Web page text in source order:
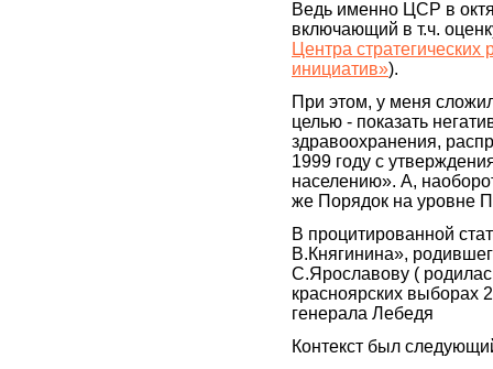
Ведь именно ЦСР в
включающий в т.ч.
Центра стратегических
инициатив»).
При этом, у меня
целью - показать
здравоохранения,
1999 году с
населению». А,
же Порядок на уровне
В процитированной
В.Княгинина»,
С.Ярославову (
красноярских выборах
генерала Лебедя
Контекст был